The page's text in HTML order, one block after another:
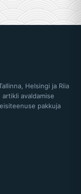
Helsingi ja Riia
avaldamise
pakkuja